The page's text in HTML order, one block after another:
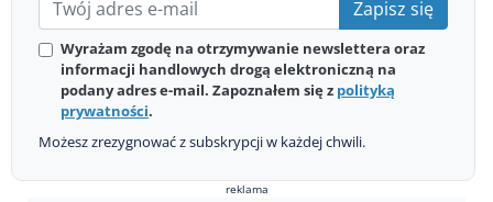
Zapisz się
Wyrażam zgodę na otrzymywanie newslettera oraz
informacji handlowych drogą elektroniczną na
podany adres e-mail. Zapoznałem się z polityką
prywatności.
Możesz zrezygnować z subskrypcji w każdej chwili.
reklama